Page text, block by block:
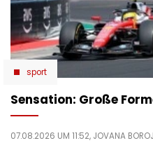
sport
Sensation: Große
07.08.2026 UM 11:52, JOVANA